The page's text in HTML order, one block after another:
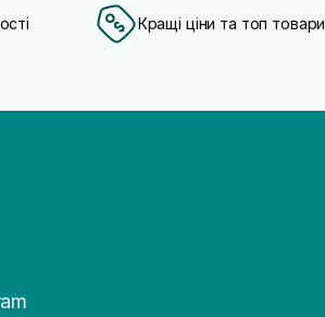
Кращі ціни та топ товари